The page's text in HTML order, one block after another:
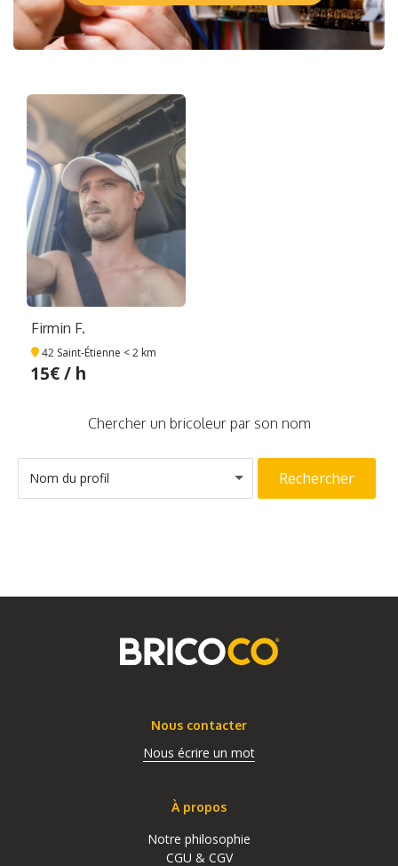
Firmin F.
42 Saint-Étienne < 2 km
15€ / h
Chercher un bricoleur par son nom
Nom du profil Rechercher
Nous contacter
Nous écrire un mot
À propos
Notre philosophie
CGU & CGV